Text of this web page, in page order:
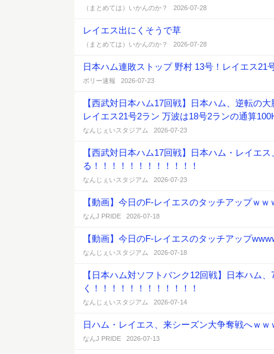
（まとめては）いかんのか？ 2026-07-28
レイエス出にくそうで草
（まとめては）いかんのか？ 2026-07-28
日本ハム連敗ストップ 野村 13号！レイエス21
ポリー速報 2026-07-23
【西武対日本ハム17回戦】日本ハム、逆転の
レイエス21号2ラン 万波は18号2ランの通算
なんじぇいスタジアム 2026-07-23
【西武対日本ハム17回戦】日本ハム・レイエ
る！！！！！！！！！！！！
なんじぇいスタジアム 2026-07-23
【動画】今日のF-レイエスのタッチアップｗ
なんJ PRIDE 2026-07-18
【動画】今日のF-レイエスのタッチアップ
なんじぇいスタジアム 2026-07-18
【日本ハム対ソフトバンク12回戦】日本ハム
く！！！！！！！！！！！！
なんじぇいスタジアム 2026-07-14
日ハム・レイエス、来シーズン大争奪戦へｗｗ
なんJ PRIDE 2026-07-13